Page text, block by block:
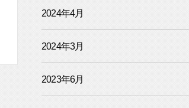
2024年4月
2024年3月
2023年6月